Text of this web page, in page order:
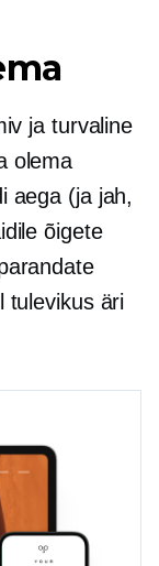
ja turvaline
olema
aega (ja jah,
õigete
tulevikus äri